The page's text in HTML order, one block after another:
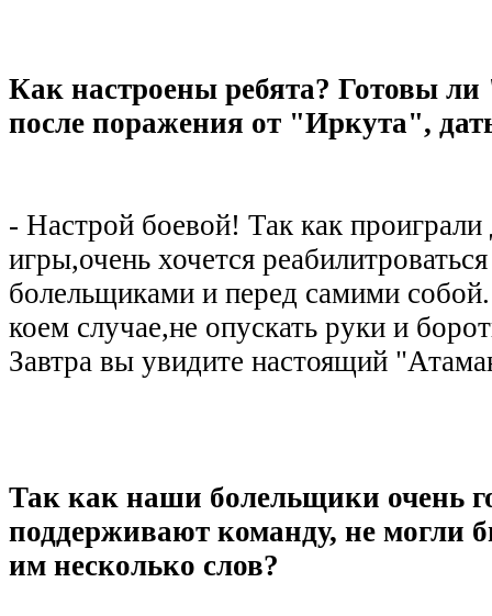
Как настроены ребята? Готовы
после поражения от "Иркута",
- Настрой боевой! Так как
игры,очень хочется
болельщиками и перед самими
коем случае,не опускать руки и
Завтра вы увидите настоящий
Так как наши болельщики очень
поддерживают команду, не могли
им несколько слов?